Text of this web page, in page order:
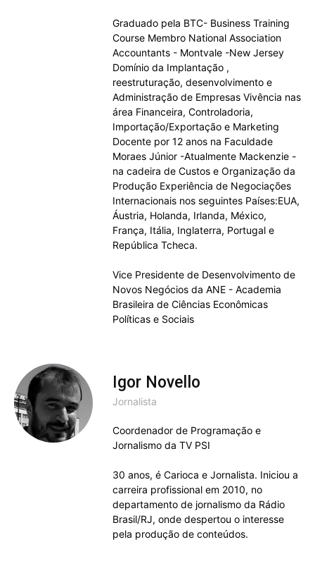
Graduado pela BTC- Business Training
Course Membro National Association
Accountants - Montvale -New Jersey
Domínio da Implantação ,
reestruturação, desenvolvimento e
Administração de Empresas Vivência nas
área Financeira, Controladoria,
Importação/Exportação e Marketing
Docente por 12 anos na Faculdade
Moraes Júnior -Atualmente Mackenzie -
na cadeira de Custos e Organização da
Produção Experiência de Negociações
Internacionais nos seguintes Países:EUA,
Áustria, Holanda, Irlanda, México,
França, Itália, Inglaterra, Portugal e
República Tcheca.
Vice Presidente de Desenvolvimento de
Novos Negócios da ANE - Academia
Brasileira de Ciências Econômicas
Políticas e Sociais
Igor Novello
Jornalista
Coordenador de Programação e
Jornalismo da TV PSI
30 anos, é Carioca e Jornalista. Iniciou a
carreira profissional em 2010, no
departamento de jornalismo da Rádio
Brasil/RJ, onde despertou o interesse
pela produção de conteúdos.